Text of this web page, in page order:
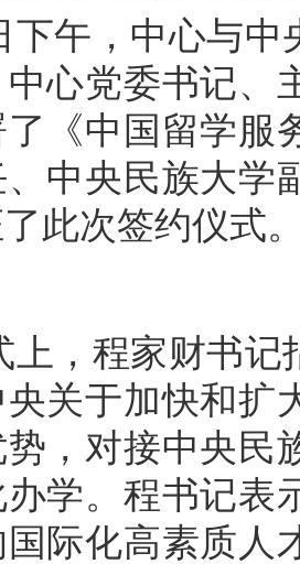
下午，中心与
心党委书记、
《中国留学服
中央民族大学
此次签约仪式
上，程家财书
关于加快和扩
，对接中央民
学。程书记表
际化高素质人